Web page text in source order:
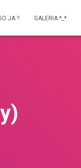
JA ? GALERIA *_*